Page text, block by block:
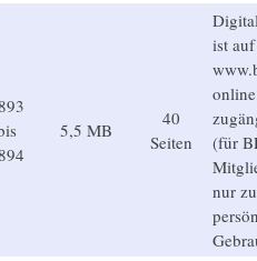
5,5 MB
40
Seiten
ist auf
(für
nur